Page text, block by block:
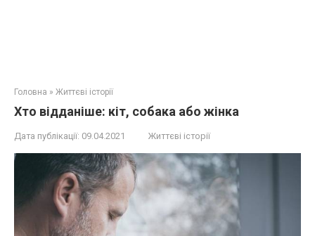
Головна » Життєві історії
Хто відданіше: кіт, собака або жінка
Дата публікації: 09.04.2021 Життєві історії